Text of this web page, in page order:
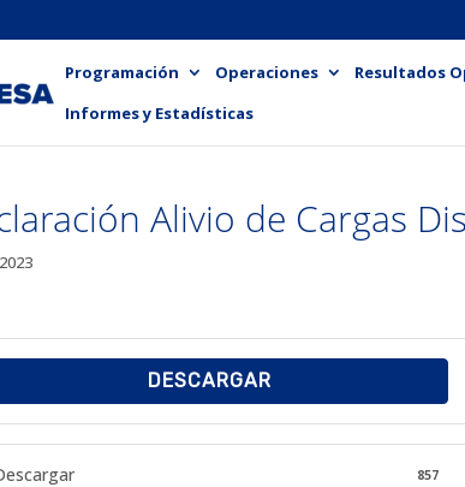
Programación Operaciones Resultados
Informes y Estadísticas
Alivio de Cargas
DESCARGAR
857